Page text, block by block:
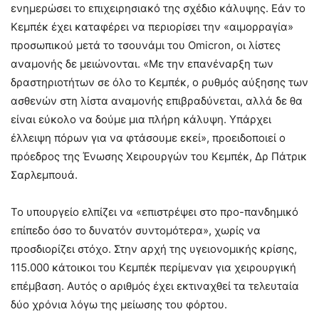
ενημερώσει το επιχειρησιακό της σχέδιο κάλυψης. Εάν το
Κεμπέκ έχει καταφέρει να περιορίσει την «αιμορραγία»
προσωπικού μετά το τσουνάμι του Omicron, οι λίστες
αναμονής δε μειώνονται. «Με την επανέναρξη των
δραστηριοτήτων σε όλο το Κεμπέκ, ο ρυθμός αύξησης των
ασθενών στη λίστα αναμονής επιβραδύνεται, αλλά δε θα
είναι εύκολο να δούμε μια πλήρη κάλυψη. Υπάρχει
έλλειψη πόρων για να φτάσουμε εκεί», προειδοποιεί ο
πρόεδρος της Ένωσης Χειρουργών του Κεμπέκ, Δρ Πάτρικ
Σαρλεμπουά.
Το υπουργείο ελπίζει να «επιστρέψει στο προ-πανδημικό
επίπεδο όσο το δυνατόν συντομότερα», χωρίς να
προσδιορίζει στόχο. Στην αρχή της υγειονομικής κρίσης,
115.000 κάτοικοι του Κεμπέκ περίμεναν για χειρουργική
επέμβαση. Αυτός ο αριθμός έχει εκτιναχθεί τα τελευταία
δύο χρόνια λόγω της μείωσης του φόρτου.